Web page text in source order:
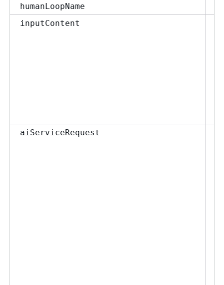
humanLoopName
inputContent
aiServiceRequest